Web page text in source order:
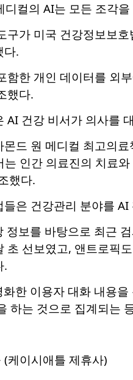
디컬의 AI는 모든 조각
구가 미국 건강정보보
다.
함한 개인 데이터를 외
했다.
AI 건강 비서가 의사를
몬드 원 메디컬 최고의
인간 의료진의 치료
했다.
들은 건강관리 분야를
정보를 바탕으로 최근
초 선보였고, 앤트로픽
.
한 이용자 대화 내용
하는 것으로 집계되는
(케이시애틀 제휴사)